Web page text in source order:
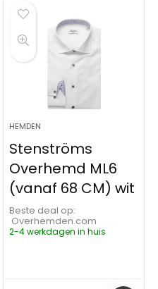
HEMDEN
Stenströms
Overhemd ML6
(vanaf 68 CM) wit
Beste deal op:
Overhemden.com
2-4 werkdagen in huis